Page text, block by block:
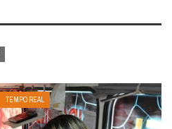
TEMPO REAL